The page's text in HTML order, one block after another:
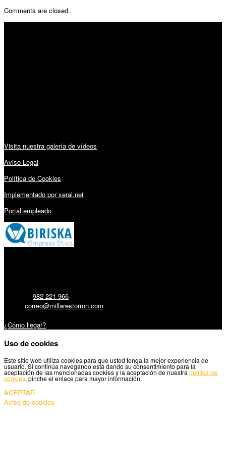
Comments are closed.
Visita nuestra galería de vídeos
Aviso Legal
Política de Cookies
Implementado por xeral.net
Portal empleado
982 221 966
correo@millarestorron.com
¿Cómo llegar?
Uso de cookies
Este sitio web utiliza cookies para que usted tenga la mejor experiencia de
usuario. Si continúa navegando está dando su consentimiento para la
aceptación de las mencionadas cookies y la aceptación de nuestra política de
cookies, pinche el enlace para mayor información.
ACEPTAR
Aviso de cookies